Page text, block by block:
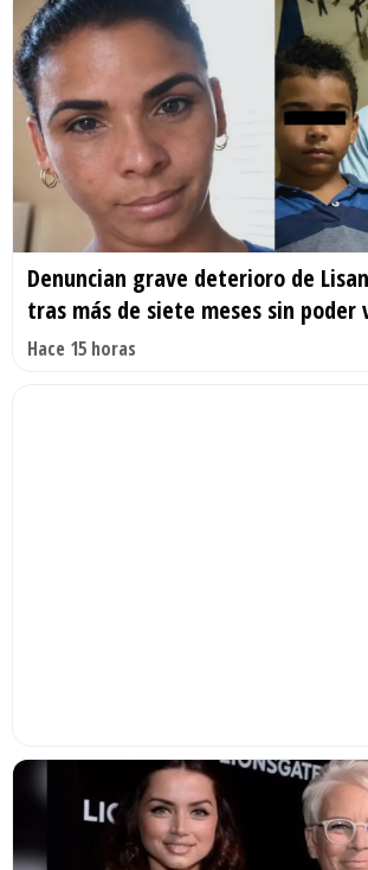
Denuncian grave deterioro de
tras más de siete meses sin poder
Hace 15 horas